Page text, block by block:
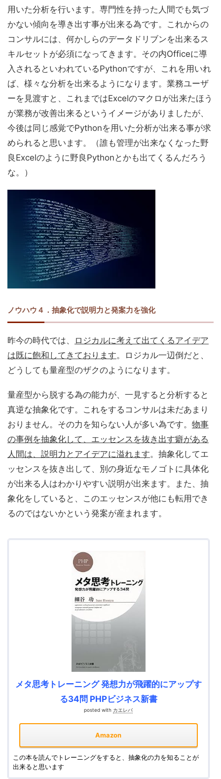
用いた分析を行います。専門性を持った人間でも気づ
かない傾向を導き出す事が出来る為です。これからの
コンサルには、何かしらのデータドリブンを出来るス
キルセットが必須になってきます。その内Officeに導
入されるといわれているPythonですが、これを用いれ
ば、様々な分析を出来るようになります。業務ユーザ
ーを見渡すと、これまではExcelのマクロが出来たほう
が業務が改善出来るというイメージがありましたが、
今後は同じ感覚でPythonを用いた分析が出来る事が求
められると思います。（誰も管理が出来なくなった野
良Excelのように野良Pythonとかも出てくるんだろう
な。）
ノウハウ４．抽象化で説明力と発案力を強化
昨今の時代では、
ロジカルに考えて出てくるアイデア
は既に飽和してきております。ロジカル一辺倒だと、
どうしても量産型のザクのようになります。
量産型から脱する為の能力が、一見すると分析すると
真逆な抽象化です。これをするコンサルは未だあまり
おりません。その力を知らない人が多い為です。 物事
の事例を抽象化して、エッセンスを抜き出す癖がある
人間は、説明力とアイデアに溢れます。抽象化してエ
ッセンスを抜き出して、別の身近なモノゴトに具体化
が出来る人はわかりやすい説明が出来ます。また、抽
象化をしていると、このエッセンスが他にも転用でき
るのではないかという発案が産まれます。
メタ思考トレーニング 発想力が飛躍的にアップす
る34問 PHPビジネス新書
posted with カエレバ
Amazon
この本を読んでトレーニングをすると、抽象化の力を知ることが
出来ると思います